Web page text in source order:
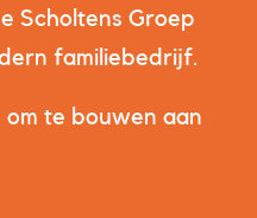
Scholtens Groep
familiebedrijf.
te bouwen aan